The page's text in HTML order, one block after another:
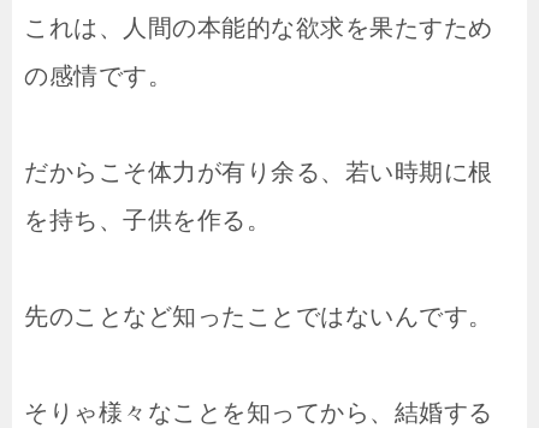
これは、人間の本能的な欲求を果たすため
の感情です。
だからこそ体力が有り余る、若い時期に根
を持ち、子供を作る。
先のことなど知ったことではないんです。
そりゃ様々なことを知ってから、結婚する